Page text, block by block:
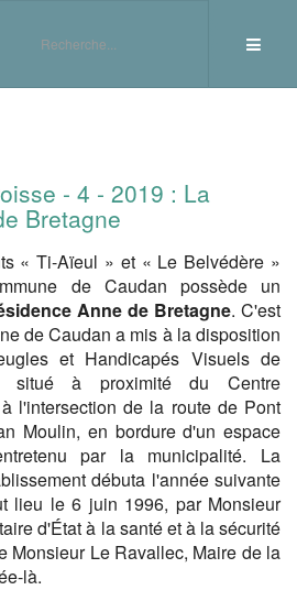
- 4 - 2019 : La
Bretagne
« Ti-Aïeul » et « Le Belvédère »
de Caudan possède un
Anne de Bretagne. C'est
de Caudan a mis à la disposition
et Handicapés Visuels de
situé à proximité du Centre
l'intersection de la route de Pont
Moulin, en bordure d'un espace
par la municipalité. La
débuta l'année suivante
lieu le 6 juin 1996, par Monsieur
d'État à la santé et à la sécurité
Monsieur Le Ravallec, Maire de la
là.